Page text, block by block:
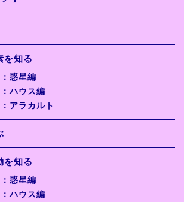
を知る
惑星編
ハウス編
アラカルト
を知る
惑星編
ハウス編